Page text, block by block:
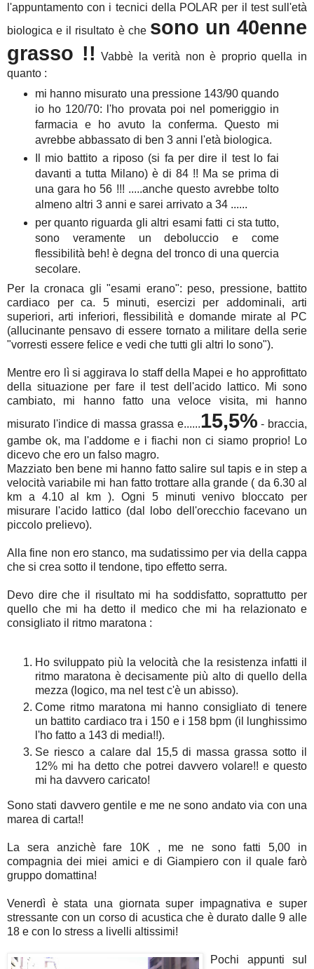
l'appuntamento con i tecnici della POLAR per il test sull'età
biologica e il risultato è che sono un 40enne
grasso !! Vabbè la verità non è proprio quella in
quanto :
mi hanno misurato una pressione 143/90 quando
io ho 120/70: l'ho provata poi nel pomeriggio in
farmacia e ho avuto la conferma. Questo mi
avrebbe abbassato di ben 3 anni l'età biologica.
Il mio battito a riposo (si fa per dire il test lo fai
davanti a tutta Milano) è di 84 !! Ma se prima di
una gara ho 56 !!! .....anche questo avrebbe tolto
almeno altri 3 anni e sarei arrivato a 34 ......
per quanto riguarda gli altri esami fatti ci sta tutto,
sono veramente un deboluccio e come
flessibilità beh! è degna del tronco di una quercia
secolare.
Per la cronaca gli "esami erano": peso, pressione, battito
cardiaco per ca. 5 minuti, esercizi per addominali, arti
superiori, arti inferiori, flessibilità e domande mirate al PC
(allucinante pensavo di essere tornato a militare della serie
"vorresti essere felice e vedi che tutti gli altri lo sono").
Mentre ero lì si aggirava lo staff della Mapei e ho approfittato
della situazione per fare il test dell'acido lattico. Mi sono
cambiato, mi hanno fatto una veloce visita, mi hanno
misurato l'indice di massa grassa e......15,5% - braccia,
gambe ok, ma l'addome e i fiachi non ci siamo proprio! Lo
dicevo che ero un falso magro.
Mazziato ben bene mi hanno fatto salire sul tapis e in step a
velocità variabile mi han fatto trottare alla grande ( da 6.30 al
km a 4.10 al km ). Ogni 5 minuti venivo bloccato per
misurare l'acido lattico (dal lobo dell'orecchio facevano un
piccolo prelievo).
Alla fine non ero stanco, ma sudatissimo per via della cappa
che si crea sotto il tendone, tipo effetto serra.
Devo dire che il risultato mi ha soddisfatto, soprattutto per
quello che mi ha detto il medico che mi ha relazionato e
consigliato il ritmo maratona :
Ho sviluppato più la velocità che la resistenza infatti il
ritmo maratona è decisamente più alto di quello della
mezza (logico, ma nel test c'è un abisso).
Come ritmo maratona mi hanno consigliato di tenere
un battito cardiaco tra i 150 e i 158 bpm (il lunghissimo
l'ho fatto a 143 di media!!).
Se riesco a calare dal 15,5 di massa grassa sotto il
12% mi ha detto che potrei davvero volare!! e questo
mi ha davvero caricato!
Sono stati davvero gentile e me ne sono andato via con una
marea di carta!!
La sera anzichè fare 10K , me ne sono fatti 5,00 in
compagnia dei miei amici e di Giampiero con il quale farò
gruppo domattina!
Venerdì è stata una giornata super impagnativa e super
stressante con un corso di acustica che è durato dalle 9 alle
18 e con lo stress a livelli altissimi!
Pochi appunti sul